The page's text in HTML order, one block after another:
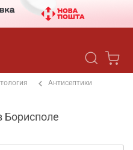
Антисептики
Борисполе